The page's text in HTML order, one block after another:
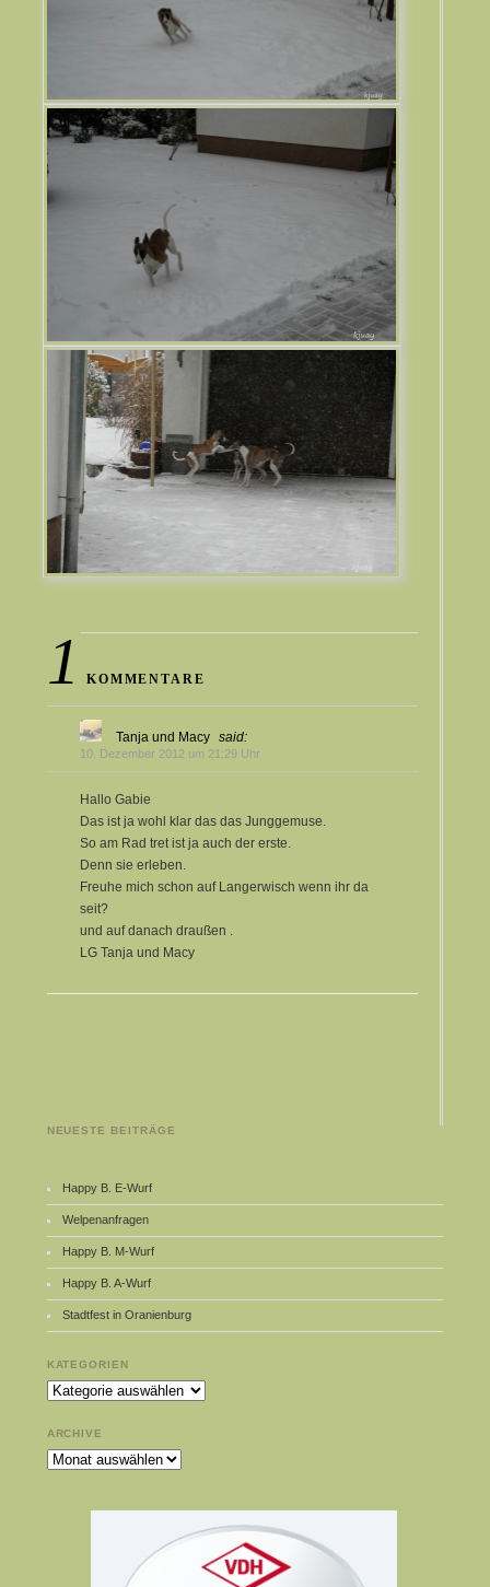
1 KOMMENTARE
Tanja und Macy said:
10. Dezember 2012 um 21:29 Uhr
Hallo Gabie
Das ist ja wohl klar das das Junggemuse.
So am Rad tret ist ja auch der erste.
Denn sie erleben.
Freuhe mich schon auf Langerwisch wenn ihr da
seit?
und auf danach draußen .
LG Tanja und Macy
NEUESTE BEITRÄGE
Happy B. E-Wurf
Welpenanfragen
Happy B. M-Wurf
Happy B. A-Wurf
Stadtfest in Oranienburg
KATEGORIEN
Kategorien
ARCHIVE
Archive